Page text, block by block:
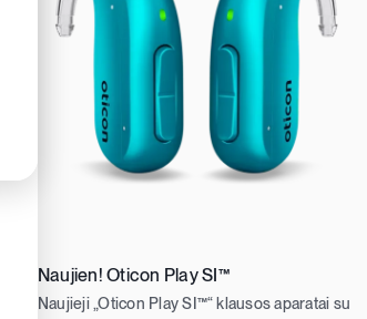
Naujien! Oticon Play SI™
Naujieji „Oticon Play SI™“ klausos aparatai su